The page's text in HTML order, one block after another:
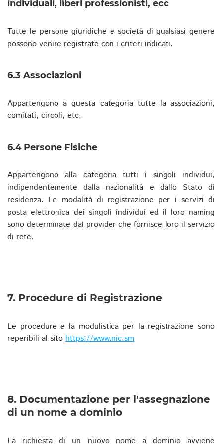
individuali, liberi professionisti, ecc
Tutte le persone giuridiche e società di qualsiasi genere
possono venire registrate con i criteri indicati.
6.3 Associazioni
Appartengono a questa categoria tutte la associazioni,
comitati, circoli, etc.
6.4 Persone Fisiche
Appartengono alla categoria tutti i singoli individui,
indipendentemente dalla nazionalità e dallo Stato di
residenza. Le modalità di registrazione per i servizi di
posta elettronica dei singoli individui ed il loro naming
sono determinate dal provider che fornisce loro il servizio
di rete.
7. Procedure di Registrazione
Le procedure e la modulistica per la registrazione sono
reperibili al sito https://www.nic.sm
8. Documentazione per l'assegnazione
di un nome a dominio
La richiesta di un nuovo nome a dominio avviene